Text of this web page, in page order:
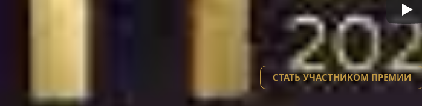
СТАТЬ УЧАСТНИКОМ ПРЕМИИ